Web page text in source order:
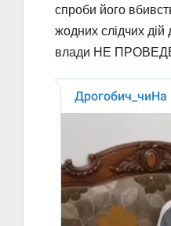
спроби його
жодних слідчих дій
влади НЕ